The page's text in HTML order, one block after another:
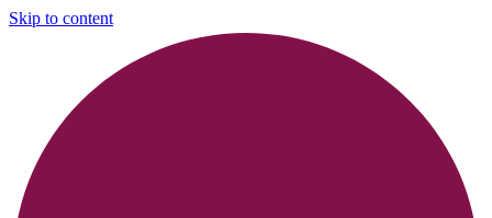
Skip to content